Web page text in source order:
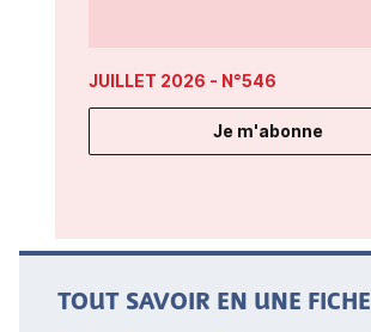
JUILLET 2026 - N°546
Je m'abonne
TOUT SAVOIR EN UNE FICHE